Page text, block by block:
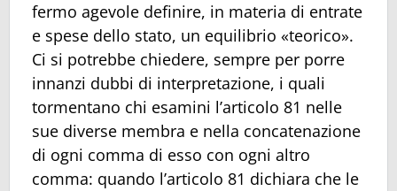
fermo agevole definire, in materia di entrate
e spese dello stato, un equilibrio «teorico».
Ci si potrebbe chiedere, sempre per porre
innanzi dubbi di interpretazione, i quali
tormentano chi esamini l’articolo 81 nelle
sue diverse membra e nella concatenazione
di ogni comma di esso con ogni altro
comma: quando l’articolo 81 dichiara che le